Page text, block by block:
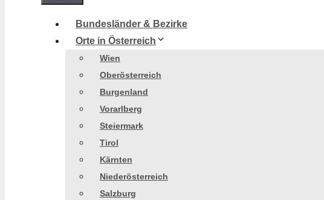
Bundesländer & Bezirke
Orte in Österreich
Wien
Oberösterreich
Burgenland
Vorarlberg
Steiermark
Tirol
Kärnten
Niederösterreich
Salzburg